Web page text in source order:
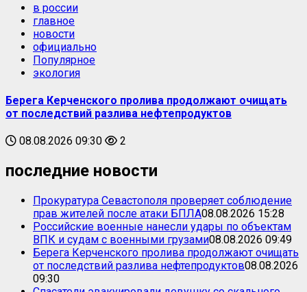
в россии
главное
новости
официально
Популярное
экология
Берега Керченского пролива продолжают очищать
от последствий разлива нефтепродуктов
08.08.2026 09:30 2
последние новости
Прокуратура Севастополя проверяет соблюдение
прав жителей после атаки БПЛА08.08.2026 15:28
Российские военные нанесли удары по объектам
ВПК и судам с военными грузами08.08.2026 09:49
Берега Керченского пролива продолжают очищать
от последствий разлива нефтепродуктов08.08.2026
09:30